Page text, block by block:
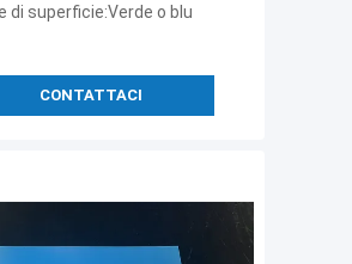
di superficie:Verde o blu
CONTATTACI